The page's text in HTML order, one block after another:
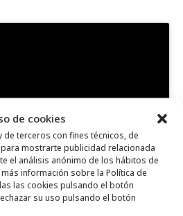
de cookies
terceros con fines técnicos, de
mostrarte publicidad relacionada
el análisis anónimo de los hábitos de
información sobre la Política de
las cookies pulsando el botón
su uso pulsando el botón
cookies de marketing
este contenido